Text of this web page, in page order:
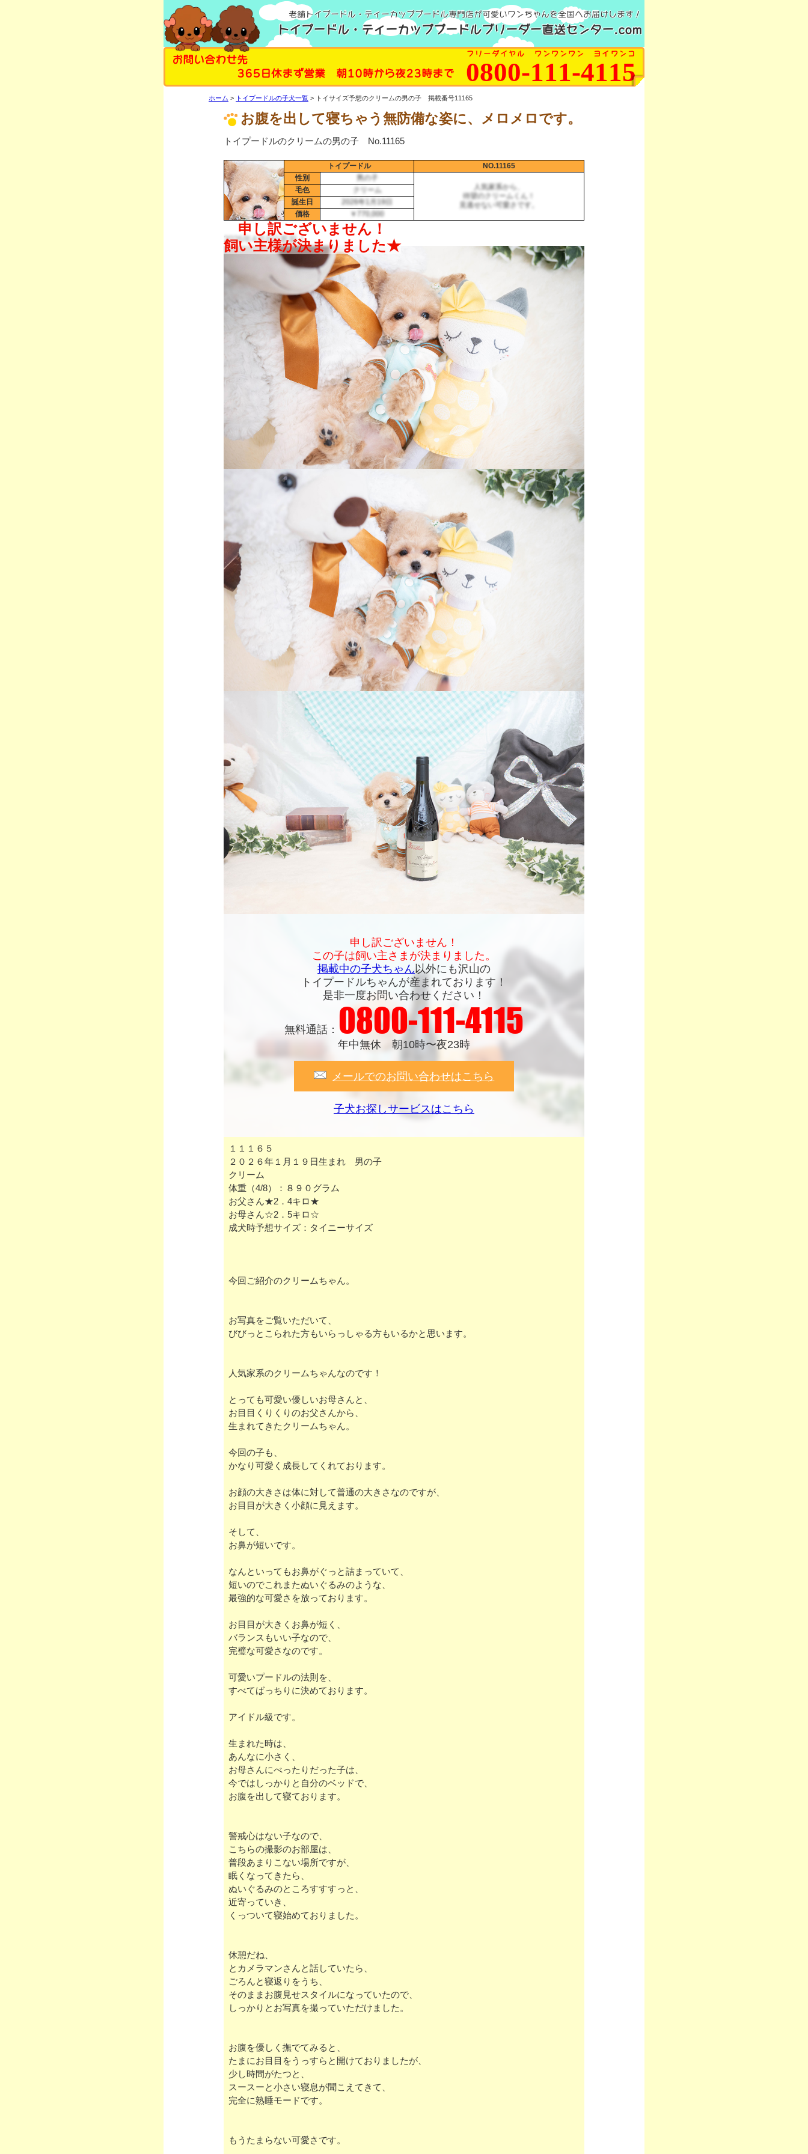
老舗トイプードル・ティーカッププードル専門店が可愛いワンちゃんを全国へお届けします！
トイプードル・ティーカッププードルブリーダー直送センター.com
お問い合わせ先
365日休まず営業 朝10時から夜23時まで
0800-111-4115
フリーダイヤル ワンワンワン ヨイワンコ
ホーム トイプードルの子犬一覧 トイサイズ予想のクリームの男の子 掲載番号11165
お腹を出して寝ちゃう無防備な姿に、メロメロです。
トイプードルのクリームの男の子 No.11165
トイプードル
NO.11165
性別
男の子
人気家系から、
待望のクリームくん！
見逃せない可愛さです。
毛色
クリーム
誕生日
2026年1月19日
価格
￥770,000
2026年4月8日更新！
申し訳ございません！
この子は飼い主さまが決まりました。
掲載中の子犬ちゃん 以外にも沢山の
トイプードルちゃんが産まれております！
是非一度お問い合わせください！
無料通話： 0800-111-4115
年中無休 朝10時〜夜23時
メールでのお問い合わせはこちら
子犬お探しサービスはこちら
１１１６５
２０２６年１月１９日生まれ 男の子
クリーム
体重（4/8）：８９０グラム
お父さん★2．4キロ★
お母さん☆2．5キロ☆
成犬時予想サイズ：タイニーサイズ
今回ご紹介のクリームちゃん。
お写真をご覧いただいて、
びびっとこられた方もいらっしゃる方もいるかと思います。
人気家系のクリームちゃんなのです！
とっても可愛い優しいお母さんと、
お目目くりくりのお父さんから、
生まれてきたクリームちゃん。
今回の子も、
かなり可愛く成長してくれております。
お顔の大きさは体に対して普通の大きさなのですが、
お目目が大きく小顔に見えます。
そして、
お鼻が短いです。
なんといってもお鼻がぐっと詰まっていて、
短いのでこれまたぬいぐるみのような、
最強的な可愛さを放っております。
お目目が大きくお鼻が短く、
バランスもいい子なので、
完璧な可愛さなのです。
可愛いプードルの法則を、
すべてばっちりに決めております。
アイドル級です。
生まれた時は、
あんなに小さく、
お母さんにべったりだった子は、
今ではしっかりと自分のベッドで、
お腹を出して寝ております。
警戒心はない子なので、
こちらの撮影のお部屋は、
普段あまりこない場所ですが、
眠くなってきたら、
ぬいぐるみのところすすすっと、
近寄っていき、
くっついて寝始めておりました。
休憩だね、
とカメラマンさんと話していたら、
ごろんと寝返りをうち、
そのままお腹見せスタイルになっていたので、
しっかりとお写真を撮っていただけました。
お腹を優しく撫でてみると、
たまにお目目をうっすらと開けておりましたが、
少し時間がたつと、
スースーと小さい寝息が聞こえてきて、
完全に熟睡モードです。
もうたまらない可愛さです。